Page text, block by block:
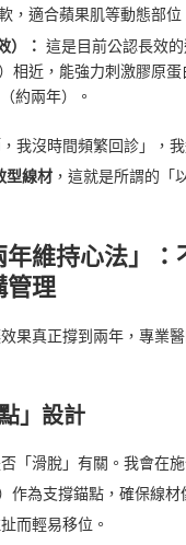
，適合蘋果肌等動態部位
）： 這是目前公認長效
相近，能強力刺激膠原蛋
約兩年）。
我沒時間頻繁回診」，
型線材 ，這就是所謂的「
年維持心法」：
管理
果真正撐到兩年，專業
」設計
「滑脫」有關。我會在
作為支撐錨點，確保線材
而輕易移位。